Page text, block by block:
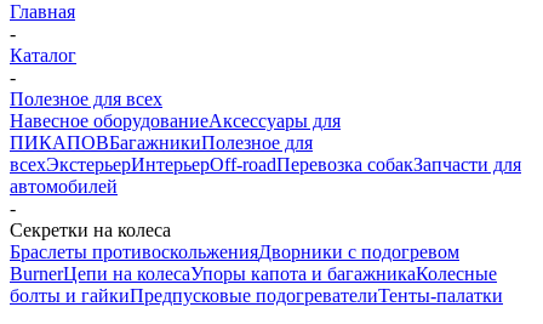
Главная
-
Каталог
-
Полезное для всех
Навесное оборудованиеАксессуары для
ПИКАПОВБагажникиПолезное для
всехЭкстерьерИнтерьерOff-roadПеревозка собакЗапчасти для
автомобилей
-
Секретки на колеса
Браслеты противоскольженияДворники с подогревом
BurnerЦепи на колесаУпоры капота и багажникаКолесные
болты и гайкиПредпусковые подогревателиТенты-палатки